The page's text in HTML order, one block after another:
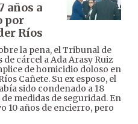
años a
por
Ríos
la pena, el Tribunal de
cárcel a Ada Arasy Ruiz
de homicidio doloso en
Cañete. Su ex esposo, el
sido condenado a 18
medidas de seguridad. En
10 años de encierro, pero